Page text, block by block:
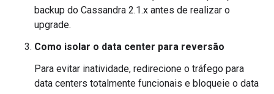
backup do Cassandra 2.1.x antes de realizar o
upgrade.
Como isolar o data center para reversão
Para evitar inatividade, redirecione o tráfego para
data centers totalmente funcionais e bloqueie o data